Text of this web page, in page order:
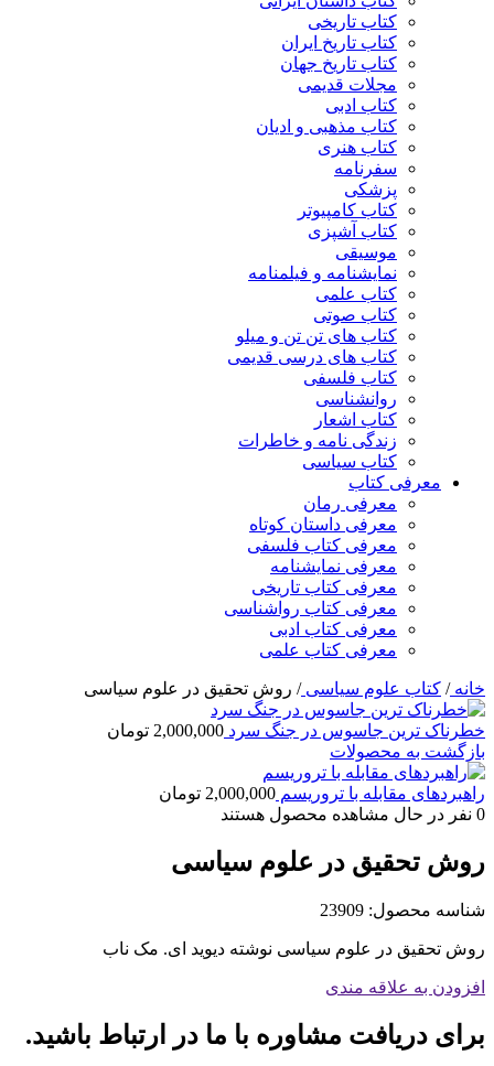
کتاب تاریخی
کتاب تاریخ ایران
کتاب تاریخ جهان
مجلات قدیمی
کتاب ادبی
کتاب مذهبی و ادیان
کتاب هنری
سفرنامه
پزشکی
کتاب کامپیوتر
کتاب آشپزی
موسیقی
نمایشنامه و فیلمنامه
کتاب علمی
کتاب صوتی
کتاب های تن تن و میلو
کتاب های درسی قدیمی
کتاب فلسفی
روانشناسی
کتاب اشعار
زندگی نامه و خاطرات
کتاب سیاسی
معرفی کتاب
معرفی رمان
معرفی داستان کوتاه
معرفی کتاب فلسفی
معرفی نمایشنامه
معرفی کتاب تاریخی
معرفی کتاب رواشناسی
معرفی کتاب ادبی
معرفی کتاب علمی
خانه/ کتاب علوم سیاسی/ روش تحقیق در علوم سیاسی
خطرناک ترین جاسوس در جنگ سرد 2,000,000 تومان
بازگشت به محصولات
راهبردهای مقابله با تروریسم 2,000,000 تومان
0 نفر در حال مشاهده محصول هستند
روش تحقیق در علوم سیاسی
شناسه محصول: 23909
روش تحقیق در علوم سیاسی نوشته دیوید ای. مک ناب
افزودن به علاقه مندی
برای دریافت مشاوره با ما در ارتباط باشید.